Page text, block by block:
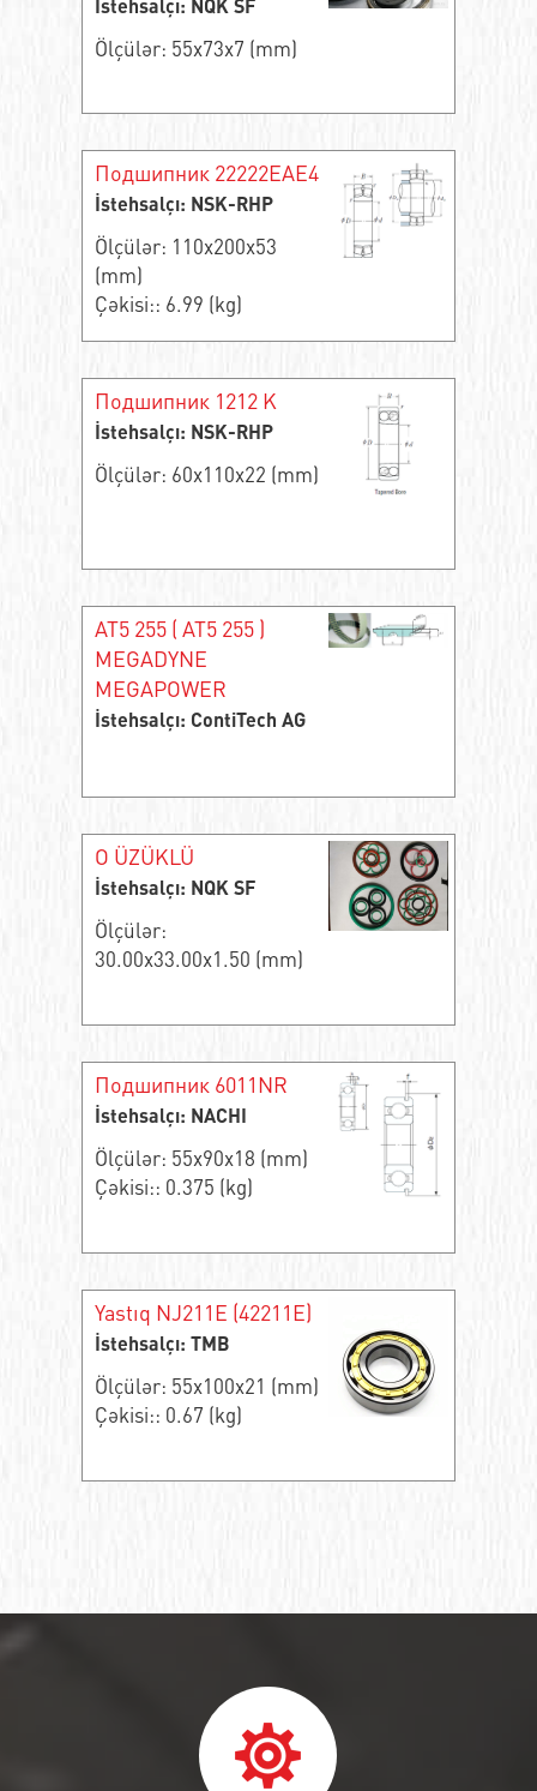
İstehsalçı: NQK SF
Ölçülər: 55x73x7 (mm)
Подшипник 22222EAE4
İstehsalçı: NSK-RHP
Ölçülər: 110x200x53
(mm)
Çəkisi:: 6.99 (kg)
Подшипник 1212 K
İstehsalçı: NSK-RHP
Ölçülər: 60x110x22 (mm)
AT5 255 ( АТ5 255 )
MEGADYNE
MEGAPOWER
İstehsalçı: ContiTech AG
O ÜZÜKLÜ
İstehsalçı: NQK SF
Ölçülər:
30.00x33.00x1.50 (mm)
Подшипник 6011NR
İstehsalçı: NACHI
Ölçülər: 55x90x18 (mm)
Çəkisi:: 0.375 (kg)
Yastıq NJ211E (42211E)
İstehsalçı: TMB
Ölçülər: 55x100x21 (mm)
Çəkisi:: 0.67 (kg)